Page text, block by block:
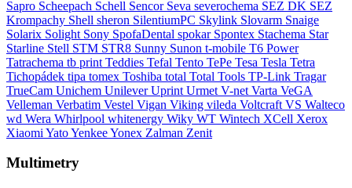
Sapro Scheepach Schell Sencor Seva severochema SEZ DK SEZ
Krompachy Shell sheron SilentiumPC Skylink Slovarm Snaige
Solarix Solight Sony SpofaDental spokar Spontex Stachema Star
Starline Stell STM STR8 Sunny Sunon t-mobile T6 Power
Tatrachema tb print Teddies Tefal Tento TePe Tesa Tesla Tetra
Tichopádek tipa tomex Toshiba total Total Tools TP-Link Tragar
TrueCam Unichem UnileverUprint Urmet V-net Varta VeGA
Velleman Verbatim Vestel Vigan Viking vileda Voltcraft VS Walteco
wd Wera Whirlpool whitenergy Wiky WT Wintech XCell Xerox
Xiaomi YatoYenkeeYonex Zalman Zenit
Multimetry